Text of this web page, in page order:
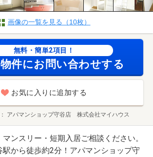
画像の一覧を見る（10枚）
無料・簡単2項目！
件にお問い合わせする
お気に入りに追加する
アパマンショップ守谷店 株式会社マイハウス
ンスリー・短期入居ご相談ください。
駅から徒歩約2分！アパマンショップ守